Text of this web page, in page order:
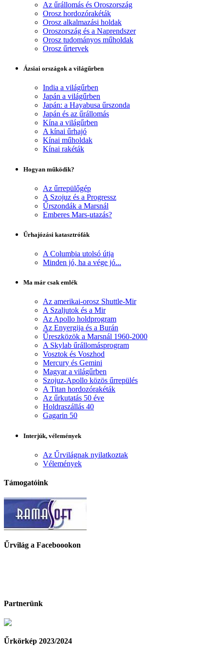
Az űrállomás és Oroszország
Orosz hordozórakéták
Orosz alkalmazási holdak
Oroszország és a Naprendszer
Orosz tudományos műholdak
Orosz űrtervek
Ázsiai országok a világűrben
India a világűrben
Japán a világűrben
Japán: a Hayabusa űrszonda
Japán és az űrállomás
Kína a világűrben
A kínai űrhajó
Kínai műholdak
Kínai rakéták
Hogyan működik?
Az űrrepülőgép
A Szojuz és a Progressz
Űrszondák a Marsnál
Emberes Mars-utazás?
Űrhajózási katasztrófák
A Columbia utolsó útja
Minden jó, ha a vége jó...
Ma már csak emlék
Az amerikai-orosz Shuttle-Mir
A Szaljutok és a Mir
Az Apollo holdprogram
Az Enyergija és a Burán
Űreszközök a Marsnál 1960-2000
A Skylab űrállomásprogram
Vosztok és Voszhod
Mercury és Gemini
Magyar a világűrben
Szojuz-Apollo közös űrrepülés
A Titan hordozórakéták
Az űrkutatás 50 éve
Holdraszállás 40
Gagarin 50
Interjúk, vélemények
Az Űrvilágnak nyilatkoztak
Vélemények
Támogatóink
Űrvilág a Faceboookon
Partnerünk
Űrkörkép 2023/2024